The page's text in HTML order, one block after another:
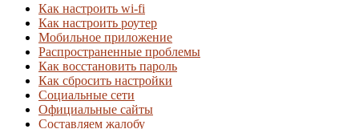
Как настроить wi-fi
Как настроить роутер
Мобильное приложение
Распространенные проблемы
Как восстановить пароль
Как сбросить настройки
Социальные сети
Официальные сайты
Составляем жалобу